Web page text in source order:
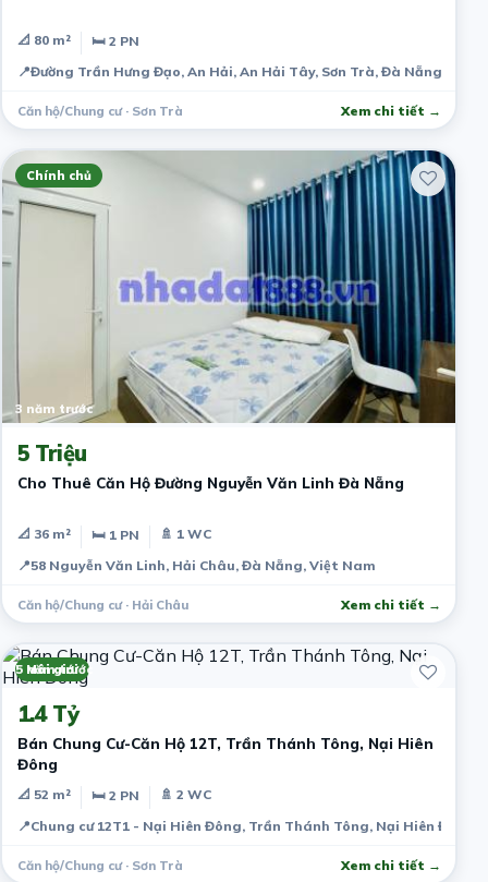
📐 80 m²
🛏 2 PN
📍Đường Trần Hưng Đạo, An Hải, An Hải Tây, Sơn Trà, Đà Nẵng, Việt
Căn hộ/Chung cư · Sơn Trà Xem chi tiết →
Chính chủ
3 năm trước
5 Triệu
Cho Thuê Căn Hộ Đường Nguyễn Văn Linh Đà Nẵng
📐 36 m² 🛏 1 PN
🚿 1 WC
📍58 Nguyễn Văn Linh, Hải Châu, Đà Nẵng, Việt Nam
Căn hộ/Chung cư · Hải Châu Xem chi tiết →
Môi giới
5 năm trước
1.4 Tỷ
Bán Chung Cư-Căn Hộ 12T, Trần Thánh Tông, Nại Hiên
Đông
📐 52 m² 🛏 2 PN
🚿 2 WC
📍Chung cư 12T1 - Nại Hiên Đông, Trần Thánh Tông, Nại Hiên Đông,
Căn hộ/Chung cư · Sơn Trà Xem chi tiết →